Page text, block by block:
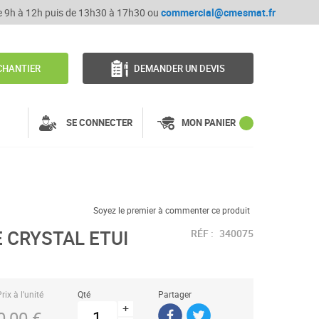
9h à 12h puis de 13h30 à 17h30 ou commercial@cmesmat.fr
DEMANDER UN DEVIS
SE CONNECTER MON PANIER
Soyez le premier à commenter ce produit
ETUI RÉF : 340075
à l’unité Qté
+
Partager